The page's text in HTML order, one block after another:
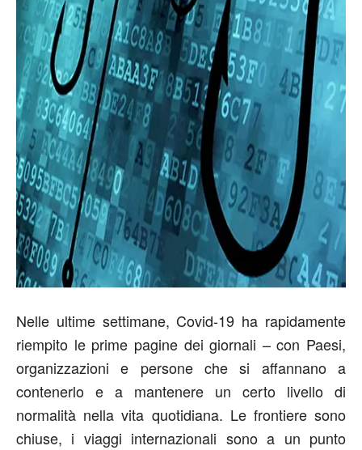
Nelle ultime settimane, Covid-19 ha rapidamente
riempito le prime pagine dei giornali – con Paesi,
organizzazioni e persone che si affannano a
contenerlo e a mantenere un certo livello di
normalità nella vita quotidiana. Le frontiere sono
chiuse, i viaggi internazionali sono a un punto